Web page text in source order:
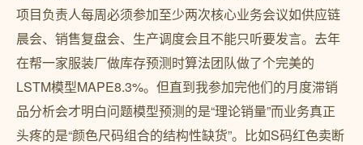
项目负责人每周必须参加至少两次核心业务会议如供应链
晨会、销售复盘会、生产调度会且不能只听要发言。去年
在帮一家服装厂做库存预测时算法团队做了个完美的
LSTM模型MAPE8.3%。但直到我参加完他们的月度滞销
品分析会才明白问题模型预测的是“理论销量”而业务真正
头疼的是“颜色尺码组合的结构性缺货”。比如S码红色卖断